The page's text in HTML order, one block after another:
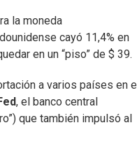
la moneda
cayó 11,4% en
en un “piso” de $ 39.
a varios países en el
, el banco central
que también impulsó al